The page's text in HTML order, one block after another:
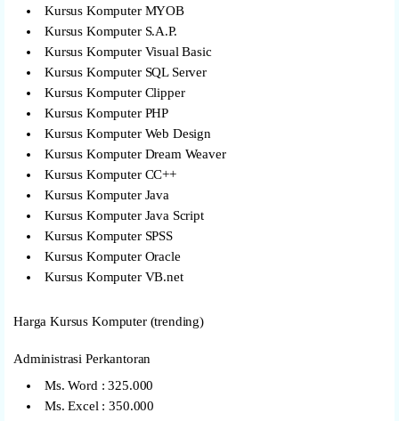
Kursus Komputer MYOB
Kursus Komputer S.A.P.
Kursus Komputer Visual Basic
Kursus Komputer SQL Server
Kursus Komputer Clipper
Kursus Komputer PHP
Kursus Komputer Web Design
Kursus Komputer Dream Weaver
Kursus Komputer CC++
Kursus Komputer Java
Kursus Komputer Java Script
Kursus Komputer SPSS
Kursus Komputer Oracle
Kursus Komputer VB.net
Harga Kursus Komputer (trending)
Administrasi Perkantoran
Ms. Word : 325.000
Ms. Excel : 350.000